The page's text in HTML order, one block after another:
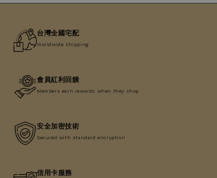
台灣全國宅配
Worldwide Shipping
會員紅利回饋
Members earn rewards when they shop
安全加密技術
Secured with standard encryption
信用卡服務